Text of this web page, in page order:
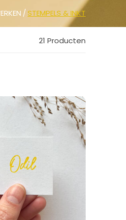
STEMPELS & INKT
21 Producten